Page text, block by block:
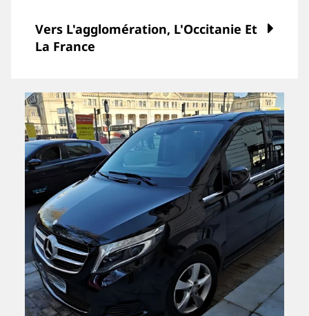
Vers L'agglomération, L'Occitanie Et
La France